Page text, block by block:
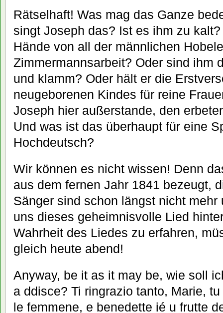
Rätselhaft! Was mag das Ganze
singt Joseph das? Ist es ihm zu
Hände von all der männlichen
Zimmermannsarbeit? Oder sind ihm
und klamm? Oder hält er die
neugeborenen Kindes für reine
Joseph hier außerstande, den
Und was ist das überhaupt für eine
Hochdeutsch?
Wir können es nicht wissen! Denn
aus dem fernen Jahr 1841 bezeugt,
Sänger sind schon längst nicht mehr
uns dieses geheimnisvolle Lied
Wahrheit des Liedes zu erfahren,
gleich heute abend!
Anyway, be it as it may be, wie soll
a ddisce? Ti ringrazio tanto, Marie,
le femmene, e benedette ié u frutte